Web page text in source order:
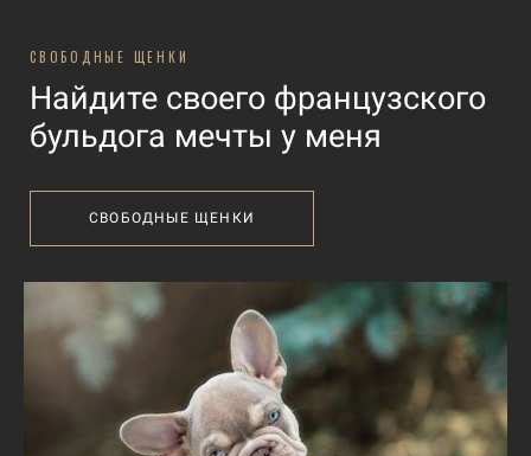
СВОБОДНЫЕ ЩЕНКИ
Найдите своего французского
бульдога мечты у меня
СВОБОДНЫЕ ЩЕНКИ